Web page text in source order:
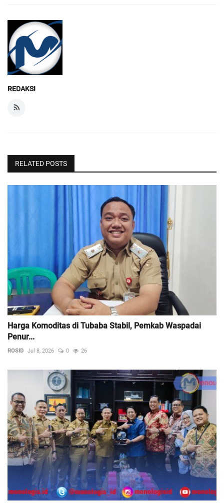
REDAKSI
RELATED POSTS
Harga Komoditas di Tubaba Stabil, Pemkab Waspadai
Penur...
ROSID Jul 8, 2026 0 26